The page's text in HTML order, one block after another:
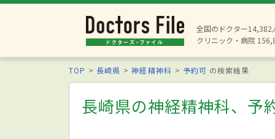
全国のドクター14,382
クリニック・病院
TOP 長崎県 神経精神科 予約可 の検索結果
長崎県の神経精神科、予